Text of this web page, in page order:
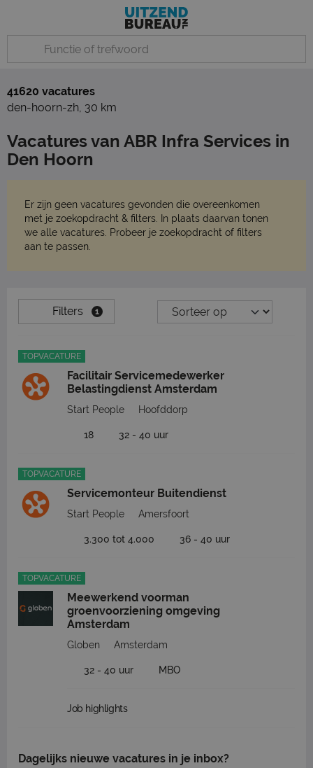
41620 vacatures
den-hoorn-zh, 30 km
Vacatures van ABR Infra Services in
Den Hoorn
Er zijn geen vacatures gevonden die overeenkomen
met je zoekopdracht & filters. In plaats daarvan tonen
we alle vacatures. Probeer je zoekopdracht of filters
aan te passen.
Filters 1
TOPVACATURE
Facilitair Servicemedewerker
Belastingdienst Amsterdam
Start People Hoofddorp
18 32 - 40 uur
TOPVACATURE
Servicemonteur Buitendienst
Start People Amersfoort
3.300 tot 4.000 36 - 40 uur
TOPVACATURE
Meewerkend voorman
groenvoorziening omgeving
Amsterdam
Globen Amsterdam
32 - 40 uur MBO
Job highlights
Dagelijks nieuwe vacatures in je inbox?